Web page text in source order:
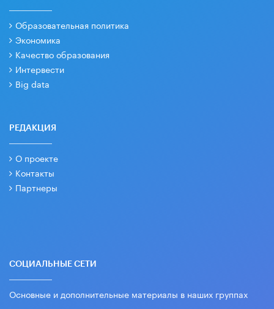
Образовательная политика
Экономика
Качество образования
Интервести
Big data
РЕДАКЦИЯ
О проекте
Контакты
Партнеры
СОЦИАЛЬНЫЕ СЕТИ
Основные и дополнительные материалы в наших группах